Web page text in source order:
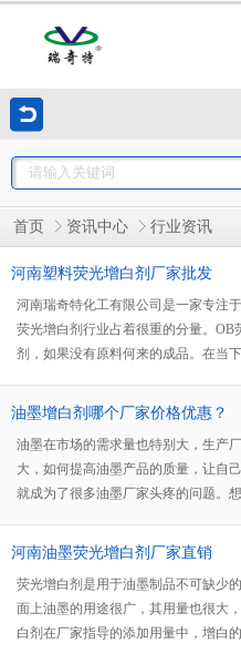
首页 资讯中心 行业资讯
河南塑料荧光增白剂厂家批发
河南瑞奇特化工有限公司是一家专注
荧光增白剂行业占着很重的分量。OB
剂，如果没有原料何来的成品。在当
自主研发，在各行业也都推出了专用
油墨增白剂哪个厂家价格优惠？
油墨在市场的需求量也特别大，生产
大，如何提高油墨产品的质量，让自
就成为了很多油墨厂家头疼的问题。
亮度、鲜艳度、耐候性。面对市场上
河南油墨荧光增白剂厂家直销
荧光增白剂是用于油墨制品不可缺少
面上油墨的用途很广，其用量也很大
白剂在厂家指导的添加用量中，增白